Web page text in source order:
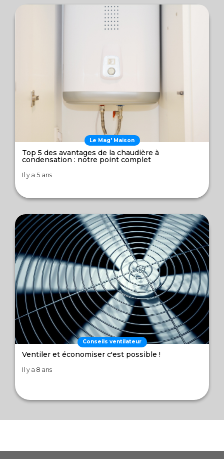
Le Mag' Maison
Top 5 des avantages de la chaudière à
condensation : notre point complet
Il y a 5 ans
Conseils ventilateur
Ventiler et économiser c'est possible !
Il y a 8 ans